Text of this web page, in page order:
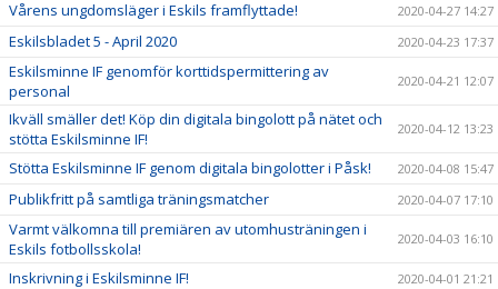
Vårens ungdomsläger i Eskils framflyttade! 2020-04-27 14:27
Eskilsbladet 5 - April 2020 2020-04-23 17:37
Eskilsminne IF genomför korttidspermittering av
personal
2020-04-21 12:07
Ikväll smäller det! Köp din digitala bingolott på nätet och
stötta Eskilsminne IF!
2020-04-12 13:23
Stötta Eskilsminne IF genom digitala bingolotter i Påsk! 2020-04-08 15:47
Publikfritt på samtliga träningsmatcher 2020-04-07 17:10
Varmt välkomna till premiären av utomhusträningen i
Eskils fotbollsskola!
2020-04-03 16:10
Inskrivning i Eskilsminne IF! 2020-04-01 21:21